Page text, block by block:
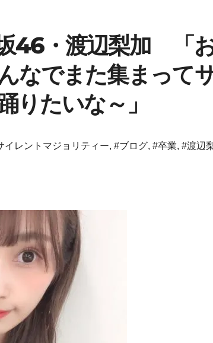
46・渡辺梨加 「
なでまた集まって
りたいな～」
イレントマジョリティー, #ブログ, #卒業, #渡辺